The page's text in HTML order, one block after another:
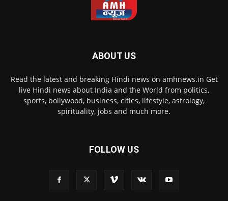
ABOUT US
Read the latest and breaking Hindi news on amhnews.in Get
live Hindi news about India and the World from politics,
sports, bollywood, business, cities, lifestyle, astrology,
spirituality, jobs and much more.
FOLLOW US